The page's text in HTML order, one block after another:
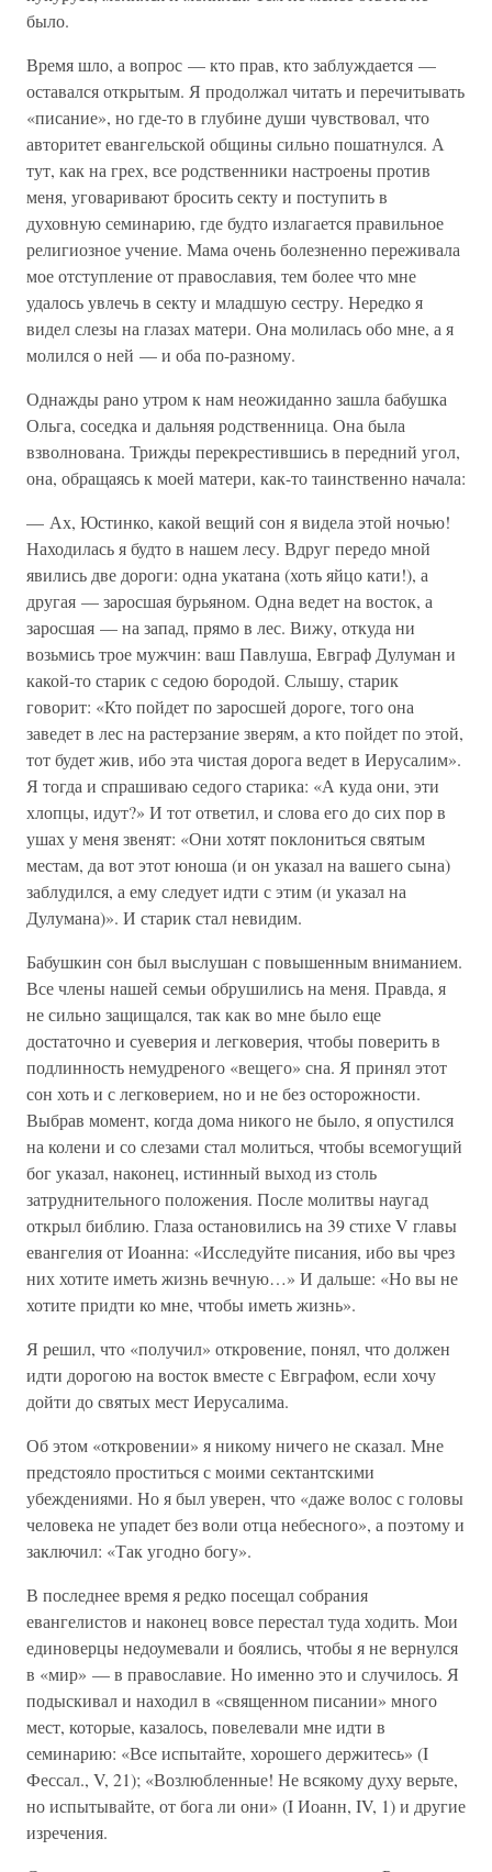
было.
Время шло, а вопрос — кто прав, кто заблуждается —
оставался открытым. Я продолжал читать и перечитывать
«писание», но где-то в глубине души чувствовал, что
авторитет евангельской общины сильно пошатнулся. А
тут, как на грех, все родственники настроены против
меня, уговаривают бросить секту и поступить в
духовную семинарию, где будто излагается правильное
религиозное учение. Мама очень болезненно переживала
мое отступление от православия, тем более что мне
удалось увлечь в секту и младшую сестру. Нередко я
видел слезы на глазах матери. Она молилась обо мне, а я
молился о ней — и оба по-разному.
Однажды рано утром к нам неожиданно зашла бабушка
Ольга, соседка и дальняя родственница. Она была
взволнована. Трижды перекрестившись в передний угол,
она, обращаясь к моей матери, как-то таинственно начала:
— Ах, Юстинко, какой вещий сон я видела этой ночью!
Находилась я будто в нашем лесу. Вдруг передо мной
явились две дороги: одна укатана (хоть яйцо кати!), а
другая — заросшая бурьяном. Одна ведет на восток, а
заросшая — на запад, прямо в лес. Вижу, откуда ни
возьмись трое мужчин: ваш Павлуша, Евграф Дулуман и
какой-то старик с седою бородой. Слышу, старик
говорит: «Кто пойдет по заросшей дороге, того она
заведет в лес на растерзание зверям, а кто пойдет по этой,
тот будет жив, ибо эта чистая дорога ведет в Иерусалим».
Я тогда и спрашиваю седого старика: «А куда они, эти
хлопцы, идут?» И тот ответил, и слова его до сих пор в
ушах у меня звенят: «Они хотят поклониться святым
местам, да вот этот юноша (и он указал на вашего сына)
заблудился, а ему следует идти с этим (и указал на
Дулумана)». И старик стал невидим.
Бабушкин сон был выслушан с повышенным вниманием.
Все члены нашей семьи обрушились на меня. Правда, я
не сильно защищался, так как во мне было еще
достаточно и суеверия и легковерия, чтобы поверить в
подлинность немудреного «вещего» сна. Я принял этот
сон хоть и с легковерием, но и не без осторожности.
Выбрав момент, когда дома никого не было, я опустился
на колени и со слезами стал молиться, чтобы всемогущий
бог указал, наконец, истинный выход из столь
затруднительного положения. После молитвы наугад
открыл библию. Глаза остановились на 39 стихе V главы
евангелия от Иоанна: «Исследуйте писания, ибо вы чрез
них хотите иметь жизнь вечную…» И дальше: «Но вы не
хотите придти ко мне, чтобы иметь жизнь».
Я решил, что «получил» откровение, понял, что должен
идти дорогою на восток вместе с Евграфом, если хочу
дойти до святых мест Иерусалима.
Об этом «откровении» я никому ничего не сказал. Мне
предстояло проститься с моими сектантскими
убеждениями. Но я был уверен, что «даже волос с головы
человека не упадет без воли отца небесного», а поэтому и
заключил: «Так угодно богу».
В последнее время я редко посещал собрания
евангелистов и наконец вовсе перестал туда ходить. Мои
единоверцы недоумевали и боялись, чтобы я не вернулся
в «мир» — в православие. Но именно это и случилось. Я
подыскивал и находил в «священном писании» много
мест, которые, казалось, повелевали мне идти в
семинарию: «Все испытайте, хорошего держитесь» (I
Фессал., V, 21); «Возлюбленные! Не всякому духу верьте,
но испытывайте, от бога ли они» (I Иоанн, IV, 1) и другие
изречения.